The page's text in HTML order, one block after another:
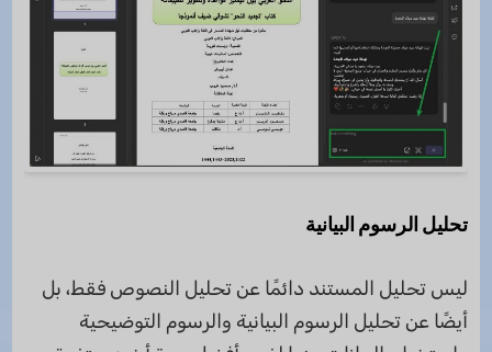
تحليل الرسوم البيانية
ليس تحليل المستند دائمًا عن تحليل النصوص فقط، بل
أيضًا عن تحليل الرسوم البيانية والرسوم التوضيحية